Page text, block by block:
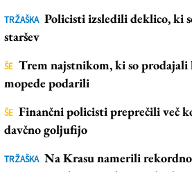
TRŽAŠKA Policisti izsledili deklico, ki
staršev
ŠE Trem najstnikom, ki so prodajali
mopede podarili
ŠE Finančni policisti preprečili več
davčno goljufijo
TRŽAŠKA Na Krasu namerili